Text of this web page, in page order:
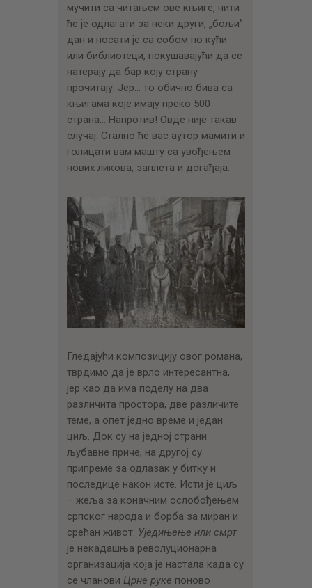
мучити са читањем ове књиге, нити
ће је одлагати за неки други, „бољи”
дан и носати је са собом по кући
или библиотеци, покушавајући да се
натерају да бар коју страну
прочитају. Јер… то обично бива са
књигама које имају преко 500
страна… Напротив! Овде није такав
случај. Стално ће вас аутор мамити и
голицати вам машту са увођењем
нових ликова, заплета и догађаја.
Гледајући композицију овог романа,
тврдимо да је врло интересантна,
јер као да има поделу на два
различита простора, две различите
теме, а опет једно време и један
циљ. Док су на једној страни
љубавне приче, на другој су
припреме за одлазак у битку и
последице након исте. Исти је циљ
– жеља за коначним ослобођењем
српског народа и борба за миран и
срећан живот. Уједињење или смрт
је некадашња револуционарна
организација која је настала када су
се чланови Црне руке поново